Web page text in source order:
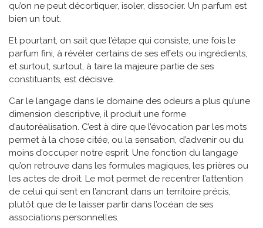
qu’on ne peut décortiquer, isoler, dissocier. Un parfum est
bien un tout.
Et pourtant, on sait que l’étape qui consiste, une fois le
parfum fini, à révéler certains de ses effets ou ingrédients,
et surtout, surtout, à taire la majeure partie de ses
constituants, est décisive.
Car le langage dans le domaine des odeurs a plus qu’une
dimension descriptive, il produit une forme
d’autoréalisation. C’est à dire que l’évocation par les mots
permet à la chose citée, ou la sensation, d’advenir ou du
moins d’occuper notre esprit. Une fonction du langage
qu’on retrouve dans les formules magiques, les prières ou
les actes de droit. Le mot permet de recentrer l’attention
de celui qui sent en l’ancrant dans un territoire précis,
plutôt que de le laisser partir dans l’océan de ses
associations personnelles.